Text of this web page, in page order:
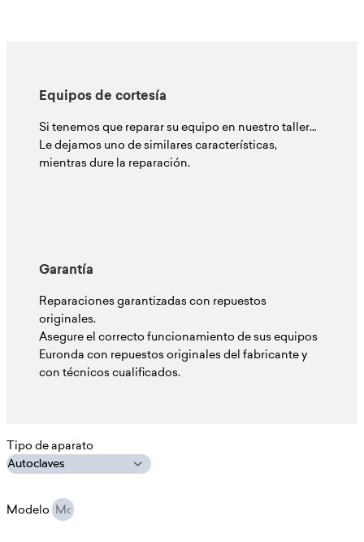
Equipos de cortesía
Si tenemos que reparar su equipo en nuestro taller…
Le dejamos uno de similares características,
mientras dure la reparación.
Garantía
Reparaciones garantizadas con repuestos
originales.
Asegure el correcto funcionamiento de sus equipos
Euronda con repuestos originales del fabricante y
con técnicos cualificados.
Tipo de aparato
Modelo